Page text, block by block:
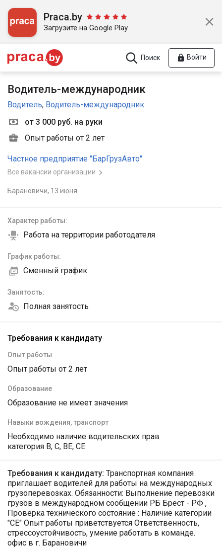
Praca.by
Загрузите на Google Play
Поиск Войти
Водитель-международник
Водитель, Водитель-международник
от 3 000 руб. на руки
Опыт работы от 2 лет
Частное предприятие "БарГрузАвто"
Все вакансии организации
Барановичи, 13 июня
Характер работы:
Работа на территории работодателя
График работы:
Сменный график
Занятость:
Полная занятость
Требования к кандидату
Опыт работы
Опыт работы от 2 лет
Образование
Образование не имеет значения
Навыки вождения, транспорт
Необходимо наличие водительских прав
категория B, C, BE, CE
Требования к кандидату: Транспортная компания
приглашает водителей для работы на международных
грузоперевозках. Обязанности: Выполнение перевозки
грузов в международном сообщении РБ Брест - РФ ,
Проверка технического состояние : Наличие категории
"СЕ" Опыт работы приветствуется Ответственность,
стрессоустойчивость, умение работать в команде.
офис в г. Барановичи